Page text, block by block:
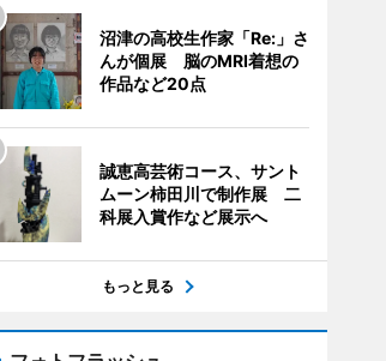
沼津の高校生作家「Re:」さ
んが個展 脳のMRI着想の
作品など20点
誠恵高芸術コース、サント
ムーン柿田川で制作展 二
科展入賞作など展示へ
もっと見る